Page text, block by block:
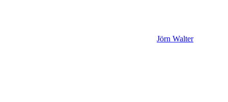
Jörn Walter